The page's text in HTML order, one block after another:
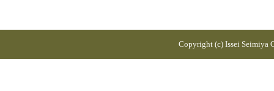
Copyright (c) Issei Seimiya